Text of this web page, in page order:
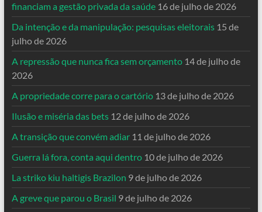
financiam a gestão privada da saúde 16 de julho de 2026
Da intenção e da manipulação: pesquisas eleitorais 15 de
julho de 2026
A repressão que nunca fica sem orçamento 14 de julho de
2026
A propriedade corre para o cartório 13 de julho de 2026
Ilusão e miséria das bets 12 de julho de 2026
A transição que convém adiar 11 de julho de 2026
Guerra lá fora, conta aqui dentro 10 de julho de 2026
La striko kiu haltigis Brazilon 9 de julho de 2026
A greve que parou o Brasil 9 de julho de 2026